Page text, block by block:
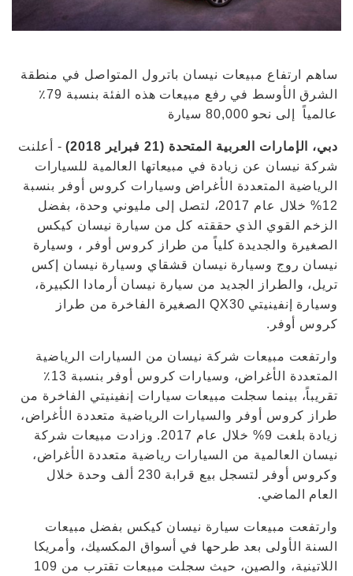
ساهم ارتفاع مبيعات نيسان باترول المتواصل في منطقة
الشرق الأوسط في رفع مبيعات هذه الفئة بنسبة 79٪
عالمياً إلى نحو 80,000 سيارة
دبي، الإمارات العربية المتحدة (21 فبراير 2018)
- أعلنت
شركة نيسان عن زيادة في مبيعاتها العالمية للسيارات
الرياضية المتعددة الأغراض وسيارات كروس أوفر بنسبة
12% خلال عام 2017، لتصل إلى مليوني وحدة، بفضل
الزخم القوي الذي حققته كل من سيارة نيسان كيكس
الصغيرة والجديدة كلياً من طراز كروس أوفر ، وسيارة
نيسان روج وسيارة نيسان قشقاي وسيارة نيسان إكس
تريل، والطراز الجديد من سيارة نيسان أرمادا الكبيرة،
وسيارة إنفينيتي QX30 الصغيرة الفاخرة من طراز
كروس أوفر.
وارتفعت مبيعات شركة نيسان من السيارات الرياضية
المتعددة الأغراض، وسيارات كروس أوفر بنسبة 13٪
تقريباً، بينما سجلت مبيعات سيارات إنفينيتي الفاخرة من
طراز كروس أوفر والسيارات الرياضية متعددة الأغراض،
زيادة بلغت 9% خلال عام 2017. وزادت مبيعات شركة
نيسان العالمية من السيارات رياضية متعددة الأغراض،
وكروس أوفر لتسجل بيع قرابة 230 ألف وحدة خلال
العام الماضي.
وارتفعت مبيعات سيارة نيسان كيكس بفضل مبيعات
السنة الأولى بعد طرحها في أسواق المكسيك، وأمريكا
اللاتينية، والصين، حيث سجلت مبيعات تقترب من 109